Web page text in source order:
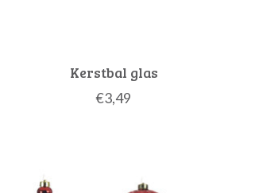
Kerstbal glas
€3,49